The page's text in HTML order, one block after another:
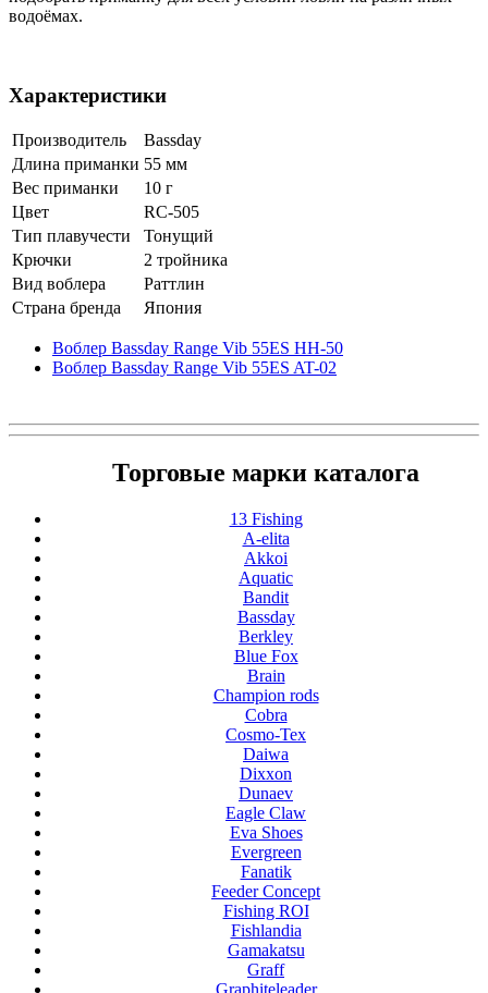
водоёмах.
Характеристики
Производитель
Bassday
Длина приманки 55 мм
Вес приманки
10 г
Цвет
RC-505
Тип плавучести
Тонущий
Крючки
2 тройника
Вид воблера
Раттлин
Страна бренда
Япония
Воблер Bassday Range Vib 55ES HH-50
Воблер Bassday Range Vib 55ES AT-02
Торговые марки каталога
13 Fishing
A-elita
Akkoi
Aquatic
Bandit
Bassday
Berkley
Blue Fox
Brain
Champion rods
Cobra
Cosmo-Tex
Daiwa
Dixxon
Dunaev
Eagle Claw
Eva Shoes
Evergreen
Fanatik
Feeder Concept
Fishing ROI
Fishlandia
Gamakatsu
Graff